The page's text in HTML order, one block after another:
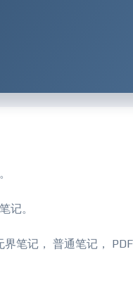
记。
笔记， 普通笔记，